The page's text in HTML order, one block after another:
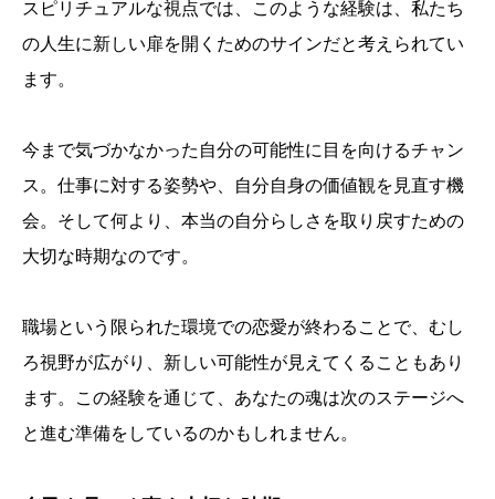
スピリチュアルな視点では、このような経験は、私たち
の人生に新しい扉を開くためのサインだと考えられてい
ます。
今まで気づかなかった自分の可能性に目を向けるチャン
ス。仕事に対する姿勢や、自分自身の価値観を見直す機
会。そして何より、本当の自分らしさを取り戻すための
大切な時期なのです。
職場という限られた環境での恋愛が終わることで、むし
ろ視野が広がり、新しい可能性が見えてくることもあり
ます。この経験を通じて、あなたの魂は次のステージへ
と進む準備をしているのかもしれません。